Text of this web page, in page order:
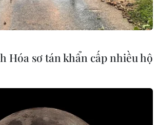
Hóa sơ tán khẩn cấp nhiều hộ